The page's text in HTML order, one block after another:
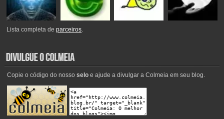
Lista completa deparceiros.
Copie o código do nosso seloe ajude a divulgar a Colmeia em seu blog.